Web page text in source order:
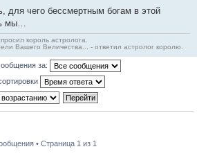
для чего бессмертным богам в этой
мы…
король астролога.
Вашего Величества... - ответил астролог королю.
за:
• Страница 1 из 1